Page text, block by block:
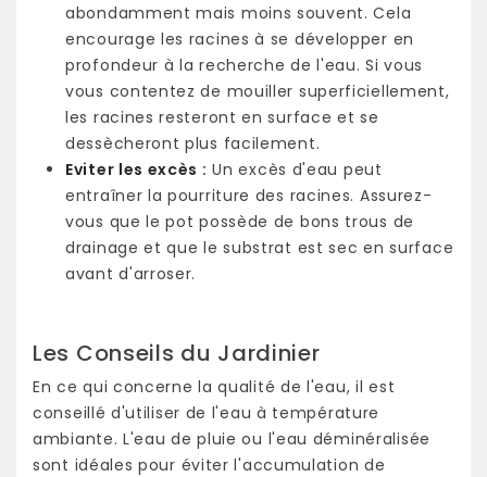
abondamment mais moins souvent. Cela
encourage les racines à se développer en
profondeur à la recherche de l'eau. Si vous
vous contentez de mouiller superficiellement,
les racines resteront en surface et se
dessècheront plus facilement.
Eviter les excès : Un excès d'eau peut
entraîner la pourriture des racines. Assurez-
vous que le pot possède de bons trous de
drainage et que le substrat est sec en surface
avant d'arroser.
Les Conseils du Jardinier
En ce qui concerne la qualité de l'eau, il est
conseillé d'utiliser de l'eau à température
ambiante. L'eau de pluie ou l'eau déminéralisée
sont idéales pour éviter l'accumulation de